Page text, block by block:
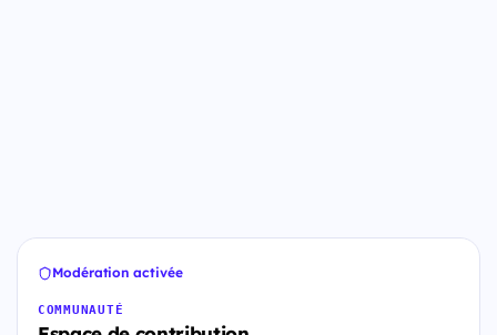
Modération activée
COMMUNAUTÉ